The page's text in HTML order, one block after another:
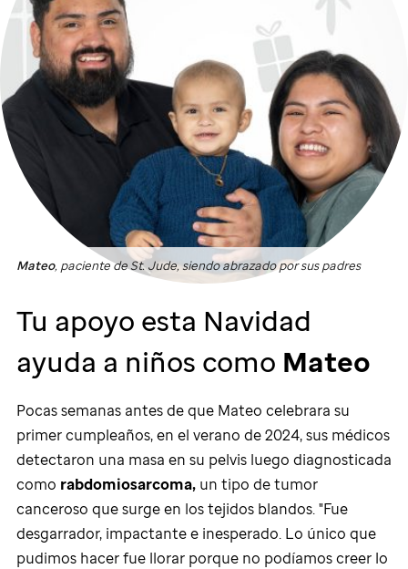
Mateo, paciente deSt. Jude, siendo abrazado por sus padres
Tu apoyo esta Navidad
ayuda a niños como Mateo
Pocas semanas antes de que Mateo celebrara su
primer cumpleaños, en el verano de 2024, sus médicos
detectaron una masa en su pelvis luego diagnosticada
como rabdomiosarcoma, un tipo de tumor
canceroso que surge en los tejidos blandos. "Fue
desgarrador, impactante e inesperado. Lo único que
pudimos hacer fue llorar porque no podíamos creer lo